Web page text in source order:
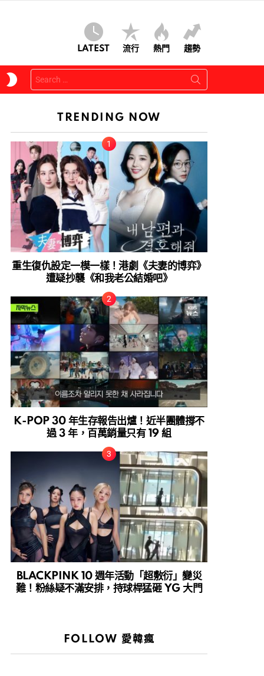
LATEST 流行 熱門 趨勢
SKIN
Search
for:
TRENDING NOW
重生復仇設定一模一樣！港劇《夫妻的博弈》
遭疑抄襲《和我老公結婚吧》
K-POP 30 年生存報告出爐！近半團體撐不
過 3 年，百萬銷量只有 19 組
BLACKPINK 10 週年活動「超敷衍」變災
難！粉絲疑不滿安排，持球桿猛砸 YG 大門
FOLLOW 愛韓瘋